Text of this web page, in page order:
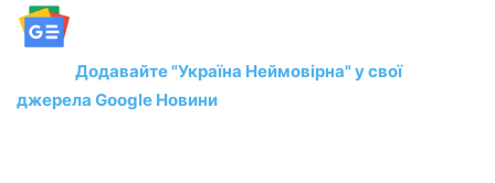
Додавайте "Україна Неймовірна" у свої
джерела Google Новини